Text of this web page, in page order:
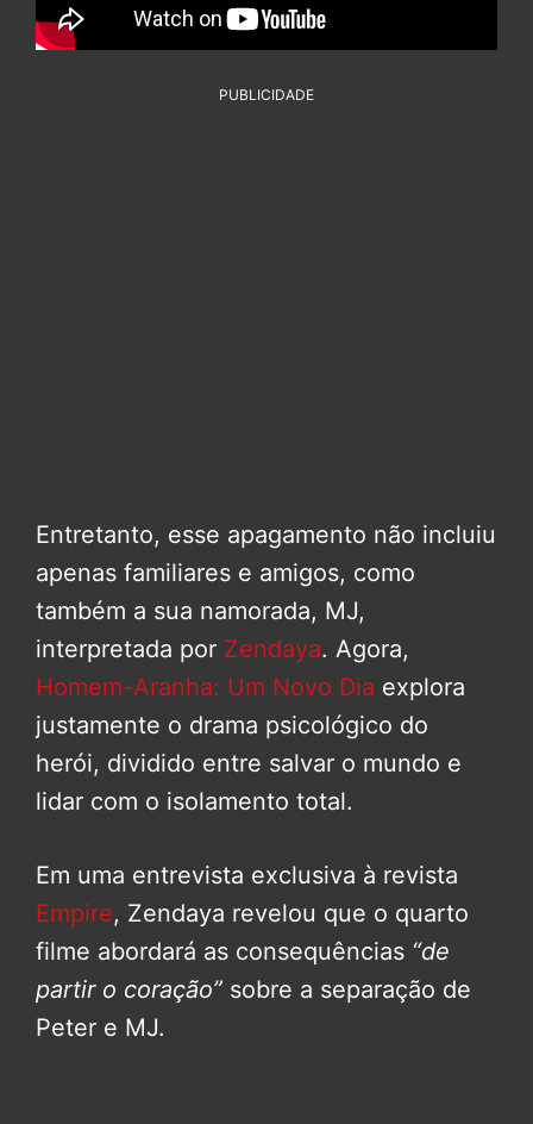
PUBLICIDADE
Entretanto, esse apagamento não incluiu
apenas familiares e amigos, como
também a sua namorada, MJ,
interpretada por Zendaya. Agora,
Homem-Aranha: Um Novo Dia explora
justamente o drama psicológico do
herói, dividido entre salvar o mundo e
lidar com o isolamento total.
Em uma entrevista exclusiva à revista
Empire, Zendaya revelou que o quarto
filme abordará as consequências “de
partir o coração” sobre a separação de
Peter e MJ.